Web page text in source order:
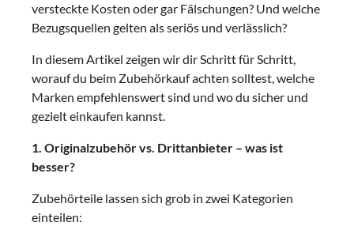
versteckte Kosten oder gar Fälschungen? Und welche
Bezugsquellen gelten als seriös und verlässlich?
In diesem Artikel zeigen wir dir Schritt für Schritt,
worauf du beim Zubehörkauf achten solltest, welche
Marken empfehlenswert sind und wo du sicher und
gezielt einkaufen kannst.
1. Originalzubehör vs. Drittanbieter – was ist
besser?
Zubehörteile lassen sich grob in zwei Kategorien
einteilen: